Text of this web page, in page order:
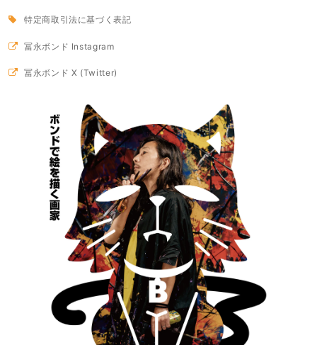
特定商取引法に基づく表記
冨永ボンド Instagram
冨永ボンド X (Twitter)